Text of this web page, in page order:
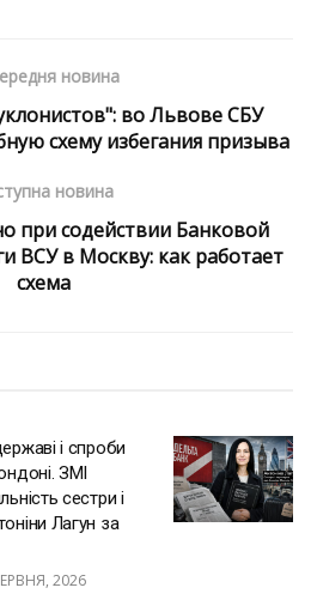
новина
во Львове СБУ
схему избегания призыва
новина
при содействии Банковой
ВСУ в Москву: как работает
схема
і спроби
ЗМІ
сестри і
Лагун за
2026